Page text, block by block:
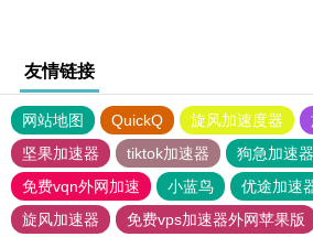
友情链接
网站地图 QuickQ 旋风加速度器
坚果加速器
tiktok加速器
狗急加速
免费vqn外网加速
小蓝鸟 优途加速
旋风加速器
免费vps加速器外网苹果版